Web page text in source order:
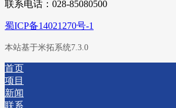
联系电话：028-85080500
蜀ICP备14021270号-1
本站基于米拓系统7.3.0
首页
项目
新闻
联系